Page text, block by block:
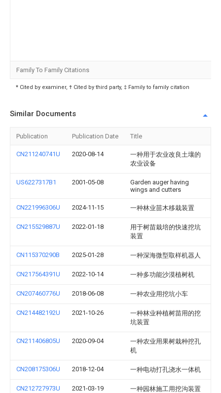
Family To Family Citations
* Cited by examiner, † Cited by third party, ‡ Family to family citation
Similar Documents
Publication Publication Date Title
CN211240741U 2020-08-14
一种用于农业改良土壤的
农业设备
US6227317B1 2001-05-08
Garden auger having
wings and cutters
CN221996306U 2024-11-15 一种林业苗木移栽装置
CN215529887U 2022-01-18
用于树苗栽培的快速挖坑
装置
CN115370290B 2025-01-28 一种深海微型取样机器人
CN217564391U 2022-10-14 一种多功能沙漠植树机
CN207460776U 2018-06-08 一种农业用挖坑小车
CN214482192U 2021-10-26
一种林业种植树苗用的挖
坑装置
CN211406805U 2020-09-04
一种农业用果树栽种挖孔
机
CN208175306U 2018-12-04 一种电动打孔浇水一体机
CN212727973U 2021-03-19 一种园林施工用挖沟装置